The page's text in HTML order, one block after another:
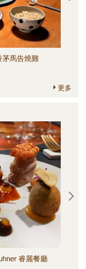
茅馬告燒雞
更多
睿麗餐廳